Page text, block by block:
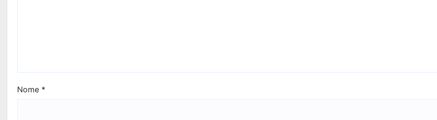
Nome *